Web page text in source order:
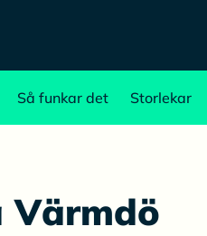
Så funkar det Storlekar
Värmdö